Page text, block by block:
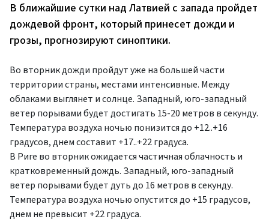
В ближайшие сутки над Латвией с запада пройдет
дождевой фронт, который принесет дожди и
грозы, прогнозируют синоптики.
Во вторник дожди пройдут уже на большей части
территории страны, местами интенсивные. Между
облаками выглянет и солнце. Западный, юго-западный
ветер порывами будет достигать 15-20 метров в секунду.
Температура воздуха ночью понизится до +12..+16
градусов, днем составит +17..+22 градуса.
В Риге во вторник ожидается частичная облачность и
кратковременный дождь. Западный, юго-западный
ветер порывами будет дуть до 16 метров в секунду.
Температура воздуха ночью опустится до +15 градусов,
днем не превысит +22 градуса.